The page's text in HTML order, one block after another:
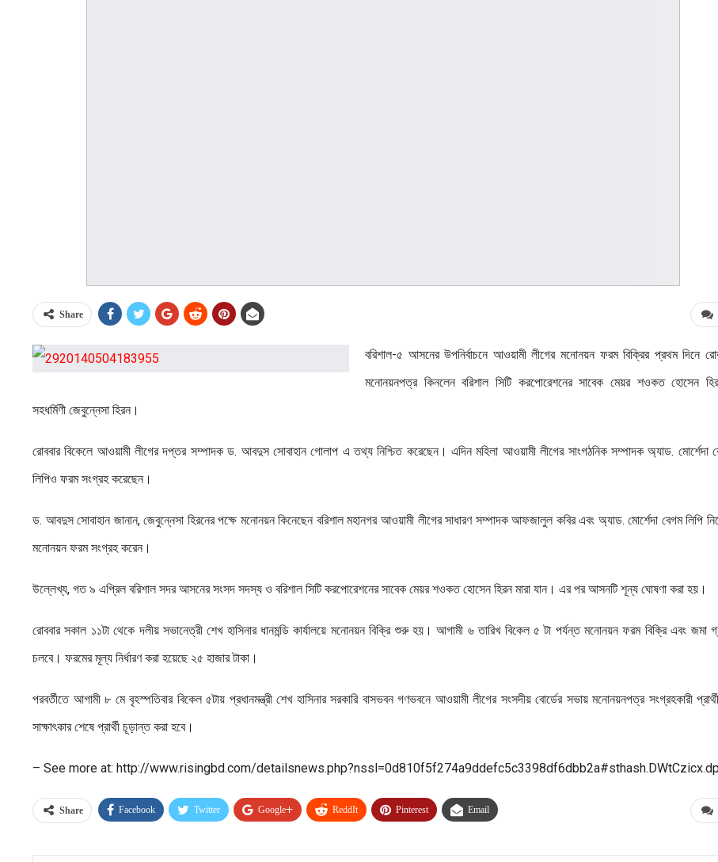
Share
বরিশাল-৫ আসনের উপনির্বাচনে আওয়ামী লীগের মনোনয়ন ফরম বিক্রির প্রথম দিনে
মনোনয়নপত্র কিনলেন বরিশাল সিটি করপোরেশনের সাবেক মেয়র শওকত হোসেন
সহধর্মিণী জেবুন্নেসা হিরন।
রোববার বিকেলে আওয়ামী লীগের দপ্তর সম্পাদক ড. আবদুস সোবাহান গোলাপ এ তথ্য নিশ্চিত করেছেন। এদিন মহিলা আওয়ামী লীগের সাংগঠনিক সম্পাদক অ্যাড. মোর্শেদা
লিপিও ফরম সংগ্রহ করেছেন।
ড. আবদুস সোবাহান জানান, জেবুন্নেসা হিরনের পক্ষে মনোনয়ন কিনেছেন বরিশাল মহানগর আওয়ামী লীগের সাধারণ সম্পাদক আফজালুল কবির এবং অ্যাড. মোর্শেদা বেগম লিপি
মনোনয়ন ফরম সংগ্রহ করেন।
উল্লেখ্য, গত ৯ এপ্রিল বরিশাল সদর আসনের সংসদ সদস্য ও বরিশাল সিটি করপোরেশনের সাবেক মেয়র শওকত হোসেন হিরন মারা যান। এর পর আসনটি শূন্য ঘোষণা করা হয়।
রোববার সকাল ১১টা থেকে দলীয় সভানেত্রী শেখ হাসিনার ধানমন্ডি কার্যালয়ে মনোনয়ন বিক্রি শুরু হয়। আগামী ৬ তারিখ বিকেল ৫ টা পর্যন্ত মনোনয়ন ফরম বিক্রি এবং জমা
চলবে। ফরমের মূল্য নির্ধারণ করা হয়েছে ২৫ হাজার টাকা।
পরবর্তীতে আগামী ৮ মে বৃহস্পতিবার বিকেল ৫টায় প্রধানমন্ত্রী শেখ হাসিনার সরকারি বাসভবন গণভবনে আওয়ামী লীগের সংসদীয় বোর্ডের সভায় মনোনয়নপত্র সংগ্রহকারী
সাক্ষাৎকার শেষে প্রার্থী চূড়ান্ত করা হবে।
– See more at: http://www.risingbd.com/
Share Facebook Twitter Google+ ReddIt Pinterest Email